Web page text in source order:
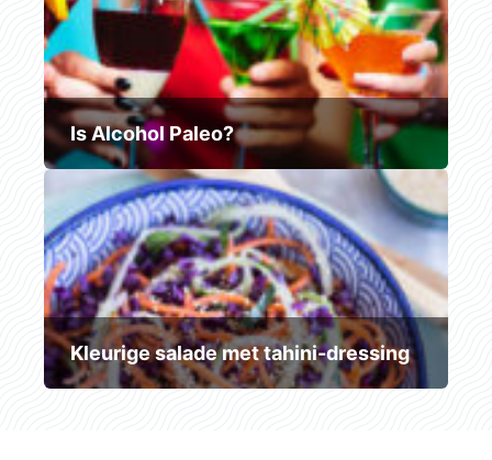
Is Alcohol Paleo?
Kleurige salade met tahini-dressing